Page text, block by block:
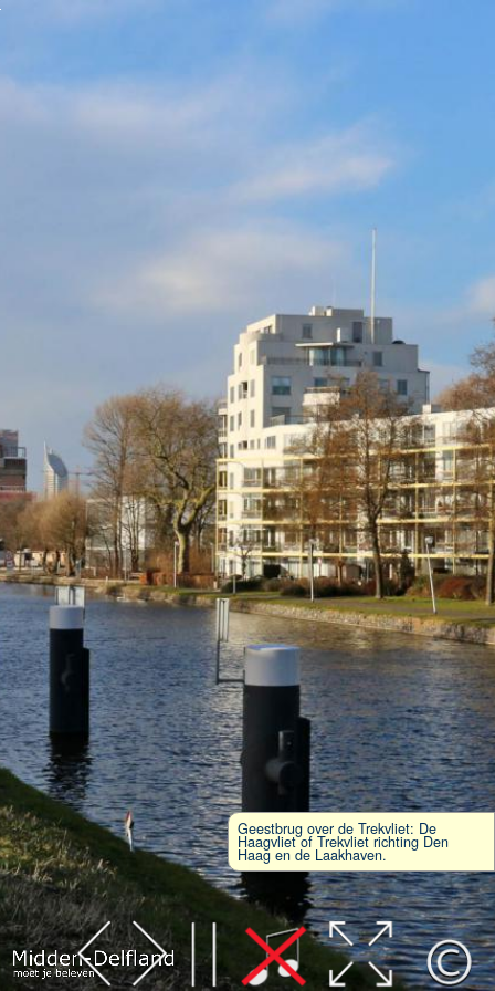
Leaflet| Map data ©OpenStreetMap
contributors,CC-BY-SA, Imagery © Mapbox
Geestbrug over de Trekvliet: De
Haagvliet of Trekvliet richting Den
Haag en de Laakhaven.